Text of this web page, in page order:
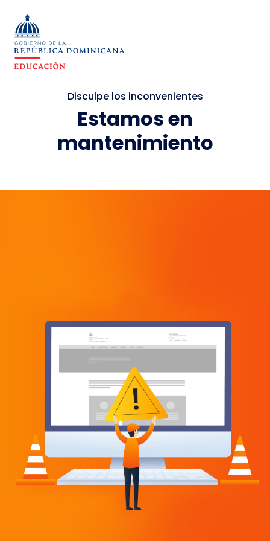
Disculpe los inconvenientes
Estamos en
mantenimiento